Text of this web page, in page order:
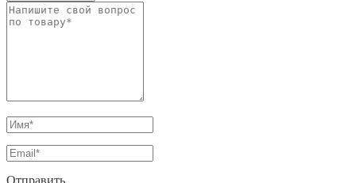
Отправить